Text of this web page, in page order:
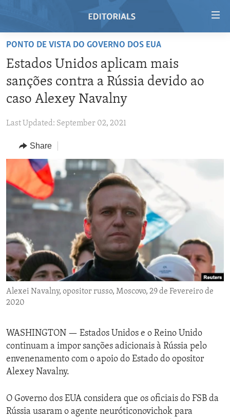
Skip
main
content
main
Navigation
to
RADIO
AFRICA
AMERICAS
ASIA
EUROPE
MIDDLE EAST
TOPICS
HUMAN RIGHTS
SECURITY AND DEFENSE
AID AND DEVELOPMENT
DEMOCRACY AND GOVERNANCE
ECONOMY AND TRADE
ENVIRONMENT AND HEALTH
IDEALS AND INSTITUTIONS
ARCHIVE
ABOUT US
FOLLOW US
PONTO DE VISTA DO GOVERNO DOS EUA
Estados Unidos aplicam mais
sanções contra a Rússia devido ao
caso Alexey Navalny
Last Updated: September 02, 2021
Share
Alexei Navalny, opositor russo, Moscovo, 29 de Fevereiro de
2020
WASHINGTON — Estados Unidos e o Reino Unido
continuam a impor sanções adicionais à Rússia pelo
envenenamento com o apoio do Estado do opositor
Alexey Navalny.
O Governo dos EUA considera que os oficiais do FSB da
Rússia usaram o agente neuróticonovichok para